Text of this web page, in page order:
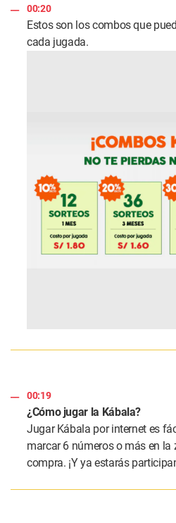
00:20
Estos son los combos que
cada jugada.
00:19
¿Cómo jugar la Kábala?
Jugar Kábala por internet es
marcar 6 números o más en
compra. ¡Y ya estarás